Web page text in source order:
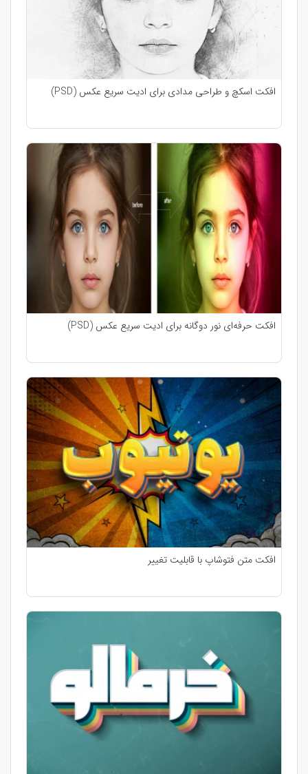
افکت اسکچ و طراحی مدادی برای ادیت سریع عکس (PSD)
افکت حرفه‌ای نور دوگانه برای ادیت سریع عکس (PSD)
افکت متن فتوشاپ با قابلیت تغییر